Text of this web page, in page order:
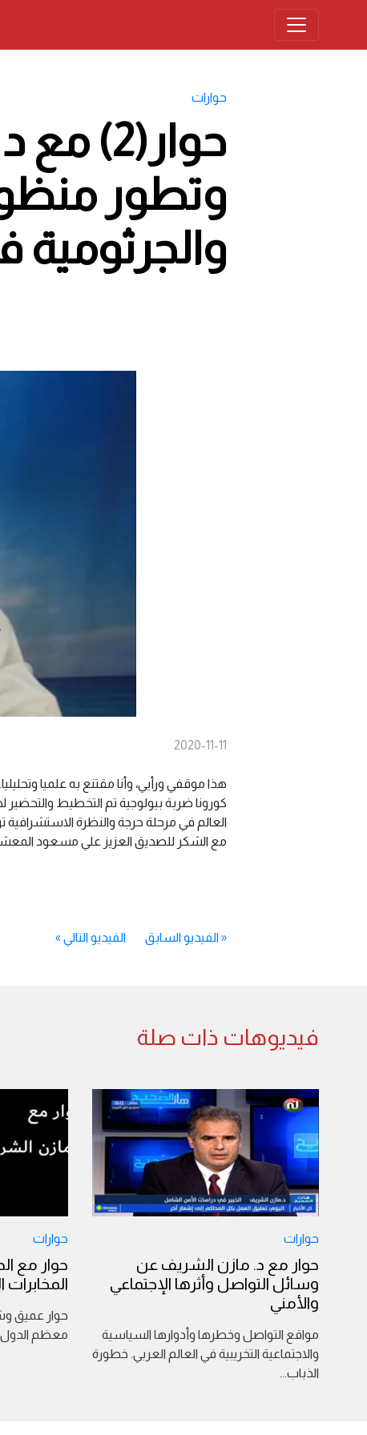
حوارات
وتطور
والجرثومية
2020-11-11
هذا موقفي ورأيي، وأنا مقتنع به علميا
كورونا ضربة بيولوجية تم التخطيط
العالم في مرحلة حرجة والنظرة الاستشرافية
مع الشكر للصديق العزيز علي مسعود
«الفيديو السابق الفيديو التالي »
فيديوهات ذات صلة
حوارات
حوار مع د. مازن الشريف عن
وسائل التواصل وأثرها الإجتماعي
والأمني
مواقع التواصل وخطرها وأدوارها السياسية
والاجتماعية التخريبية في العالم العربي. خطورة
الذباب...
حوارات
حوار مع
المخابرات
حوار عميق
معظم الدول